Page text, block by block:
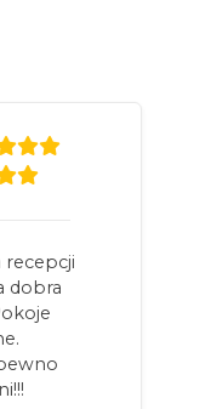
recepcji
dobra